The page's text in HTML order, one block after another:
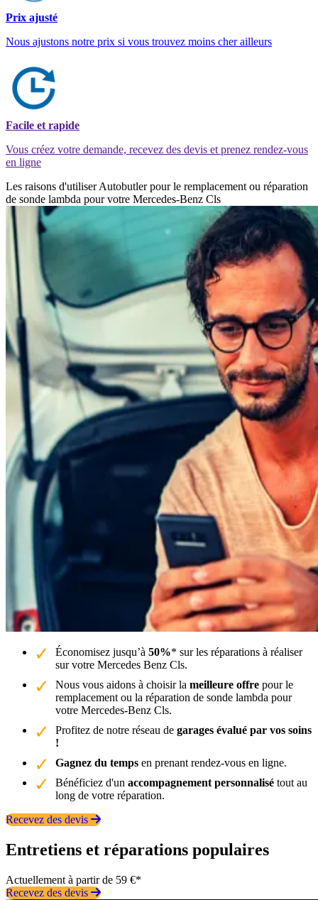
Prix ajusté
Nous ajustons notre prix si vous trouvez moins cher ailleurs
Facile et rapide
Vous créez votre demande, recevez des devis et prenez rendez-vous
en ligne
Les raisons d'utiliser Autobutler pour le remplacement ou réparation
de sonde lambda pour votre Mercedes-Benz Cls
Économisez jusqu’à 50%* sur les réparations à réaliser
sur votre Mercedes Benz Cls.
Nous vous aidons à choisir la meilleure offre pour le
remplacement ou la réparation de sonde lambda pour
votre Mercedes-Benz Cls.
Profitez de notre réseau de garages évalué par vos soins
!
Gagnez du temps en prenant rendez-vous en ligne.
Bénéficiez d'un accompagnement personnalisé tout au
long de votre réparation.
Recevez des devis
Entretiens et réparations populaires
Actuellement à partir de 59 €*
Recevez des devis